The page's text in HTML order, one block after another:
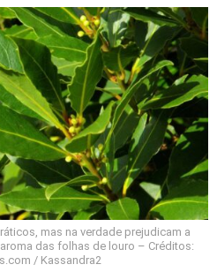
mas na verdade prejudicam a
das folhas de louro – Créditos:
/ Kassandra2